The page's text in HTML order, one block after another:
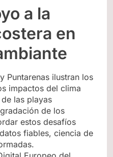
a la
en
Puntarenas ilustran los
impactos del clima
las playas
de los
estos desafíos
fiables, ciencia de